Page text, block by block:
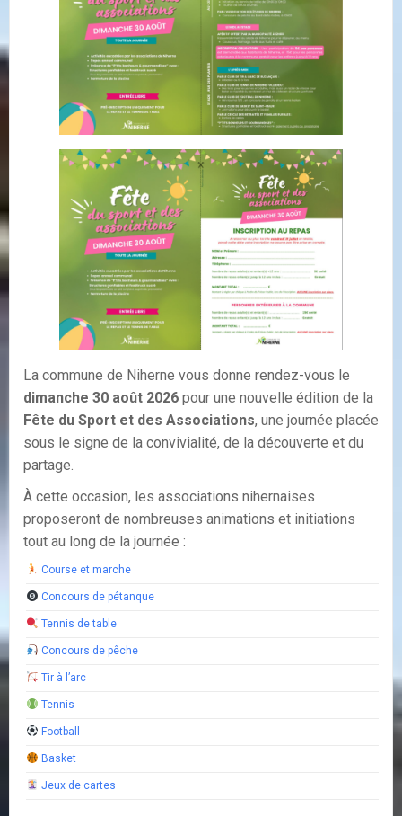
La commune de Niherne vous donne rendez-vous le
dimanche 30 août 2026 pour une nouvelle édition de la
Fête du Sport et des Associations, une journée placée
sous le signe de la convivialité, de la découverte et du
partage.
À cette occasion, les associations nihernaises
proposeront de nombreuses animations et initiations
tout au long de la journée :
Course et marche
Concours de pétanque
Tennis de table
Concours de pêche
Tir à l’arc
Tennis
Football
Basket
Jeux de cartes